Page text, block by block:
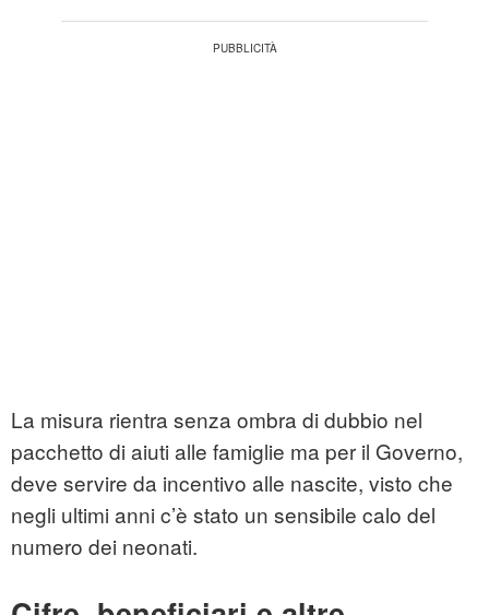
La misura rientra senza ombra di dubbio nel
pacchetto di aiuti alle famiglie ma per il Governo,
deve servire da incentivo alle nascite, visto che
negli ultimi anni c’è stato un sensibile calo del
numero dei neonati.